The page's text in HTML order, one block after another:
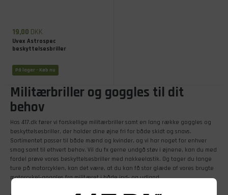
19,00 DKK
Uvex Astrospec
beskyttelsesbriller
På lager - Køb nu
Militærbriller og goggles til dit
behov
Hos 417.dk fører vi forskellige militærbriller samt en lang række goggles og
beskyttelsesbriller, der holder dine øjne fri for både skidt og snavs.
Sortimentet passer til både mænd og kvinder, og vi har noget for enhver
smag samt til ethvert behov. Vil du fx gerne undgå støv i øjnene, kan du med
fordel prøve vores beskyttelsesbriller med nakkeelastik. Og tager du lange
ture på motorcyklen, kan det være, at du kan få stor glæde af vores brugte
motorcykel-goggles fra militæret i både ind- og udland.